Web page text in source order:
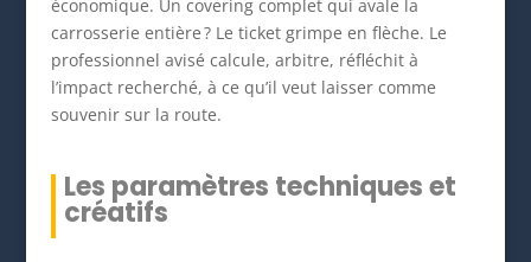
économique. Un covering complet qui avale la
carrosserie entière ? Le ticket grimpe en flèche. Le
professionnel avisé calcule, arbitre, réfléchit à
l’impact recherché, à ce qu’il veut laisser comme
souvenir sur la route.
Les paramètres techniques et
créatifs